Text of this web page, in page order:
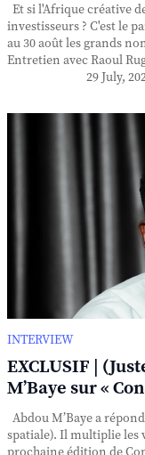
Et si l'Afrique créative
investisseurs ? C'est le
au 30 août les grands
Entretien avec Raoul
29 July,
INTERVIEW
EXCLUSIF |
M’Baye sur «
Abdou M’Baye a
spatiale). Il multiplie les